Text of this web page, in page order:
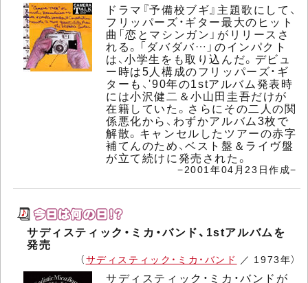
ドラマ『予備校ブギ』主題歌にして、
フリッパーズ・ギター最大のヒット
曲「恋とマシンガン」がリリースさ
れる。「ダバダバ…」のインパクト
は、小学生をも取り込んだ。デビュ
ー時は5人構成のフリッパーズ・ギ
ターも、'90年の1stアルバム発表時
には小沢健二＆小山田圭吾だけが
在籍していた。さらにその二人の関
係悪化から、わずかアルバム3枚で
解散。キャンセルしたツアーの赤字
補てんのため、ベスト盤＆ライヴ盤
が立て続けに発売された。
−2001年04月23日作成−
サディスティック・ミカ・バンド、1stアルバムを
発売
（サディスティック・ミカ・バンド ／ 1973年）
サディスティック・ミカ・バンドが